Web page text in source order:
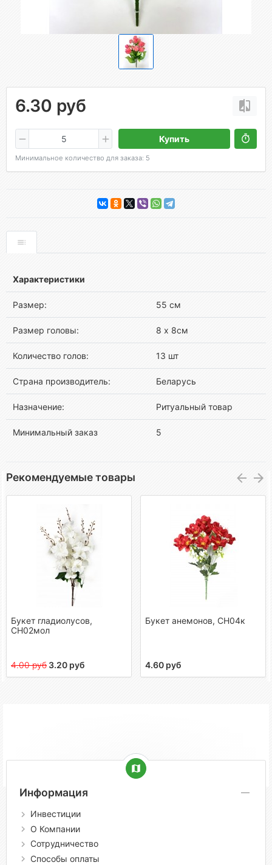
6.30 руб
Купить
Минимальное количество для заказа: 5
Характеристики
Размер: 55 см
Размер головы: 8 х 8см
Количество голов: 13 шт
Страна производитель: Беларусь
Назначение: Ритуальный товар
Минимальный заказ 5
Рекомендуемые товары
Букет гладиолусов,
СН02мол
4.00 руб 3.20 руб
Букет анемонов, СН04к
4.60 руб
Информация
Инвестиции
О Компании
Сотрудничество
Способы оплаты